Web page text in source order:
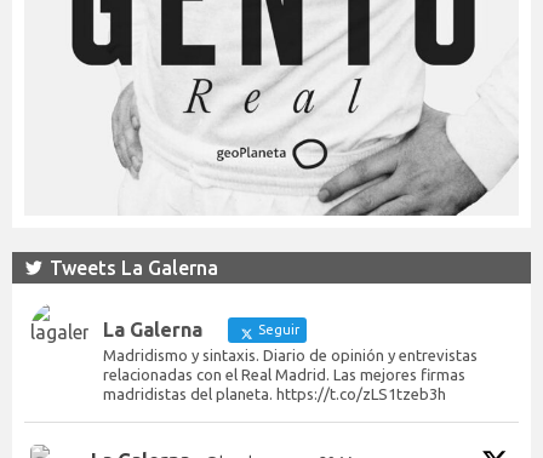
Tweets La Galerna
La Galerna Seguir
Madridismo y sintaxis. Diario de opinión y entrevistas
relacionadas con el Real Madrid. Las mejores firmas
madridistas del planeta. https://t.co/zLS1tzeb3h